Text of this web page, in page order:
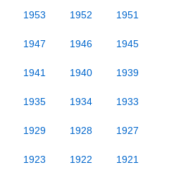
1953 1952 1951
1947 1946 1945
1941 1940 1939
1935 1934 1933
1929 1928 1927
1923 1922 1921